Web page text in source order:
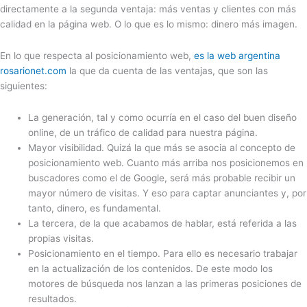
directamente a la segunda ventaja: más ventas y clientes con más
calidad en la página web. O lo que es lo mismo: dinero más imagen.
En lo que respecta al posicionamiento web, es la web argentina
rosarionet.com la que da cuenta de las ventajas, que son las
siguientes:
La generación, tal y como ocurría en el caso del buen diseño
online, de un tráfico de calidad para nuestra página.
Mayor visibilidad. Quizá la que más se asocia al concepto de
posicionamiento web. Cuanto más arriba nos posicionemos en
buscadores como el de Google, será más probable recibir un
mayor número de visitas. Y eso para captar anunciantes y, por
tanto, dinero, es fundamental.
La tercera, de la que acabamos de hablar, está referida a las
propias visitas.
Posicionamiento en el tiempo. Para ello es necesario trabajar
en la actualización de los contenidos. De este modo los
motores de búsqueda nos lanzan a las primeras posiciones de
resultados.